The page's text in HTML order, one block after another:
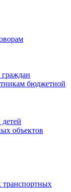
бюджетной
объектов
транспортных